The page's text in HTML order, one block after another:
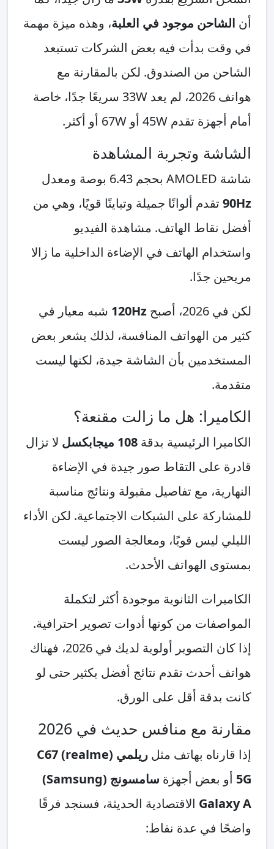
أن الشاحن موجود في العلبة، وهذه ميزة مهمة
في وقت بدأت فيه بعض الشركات تستبعد
الشاحن من الصندوق. لكن بالمقارنة مع
هواتف 2026، لم يعد 33W سريعًا جدًا، خاصة
أمام أجهزة تقدم 45W أو 67W أو أكثر.
الشاشة وتجربة المشاهدة
شاشة AMOLED بحجم 6.43 بوصة ومعدل
90Hz تقدم ألوانًا جميلة وتباينًا قويًا، وهي من
أفضل نقاط الهاتف. مشاهدة الفيديو
واستخدام الهاتف في الإضاءة الداخلية ما زالا
مريحين جدًا.
لكن في 2026، أصبح 120Hz شبه معيار في
كثير من الهواتف المنافسة، لذلك يشعر بعض
المستخدمين بأن الشاشة جيدة، لكنها ليست
متقدمة.
الكاميرا: هل ما زالت مقنعة؟
الكاميرا الرئيسية بدقة 108 ميجابكسل
لا تزال
قادرة على التقاط صور جيدة في الإضاءة
النهارية، مع تفاصيل مقبولة ونتائج مناسبة
للمشاركة على الشبكات الاجتماعية. لكن الأداء
الليلي ليس قويًا، ومعالجة الصور ليست
بمستوى الهواتف الأحدث.
الكاميرات الثانوية موجودة أكثر لتكملة
المواصفات من كونها أدوات تصوير احترافية.
إذا كان التصوير أولوية لديك في 2026، فهناك
هواتف أحدث تقدم نتائج أفضل بكثير حتى لو
كانت بدقة أقل على الورق.
مقارنة مع منافس حديث في 2026
إذا قارناه بهاتف مثل
ريلمي (realme) C67
5G أو بعض أجهزة
سامسونج (Samsung)
Galaxy A الاقتصادية الحديثة، فسنجد فرقًا
واضحًا في عدة نقاط: